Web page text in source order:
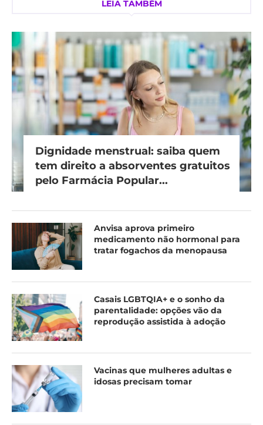
LEIA TAMBÉM
Dignidade menstrual: saiba quem
tem direito a absorventes gratuitos
pelo Farmácia Popular...
Anvisa aprova primeiro
medicamento não hormonal para
tratar fogachos da menopausa
Casais LGBTQIA+ e o sonho da
parentalidade: opções vão da
reprodução assistida à adoção
Vacinas que mulheres adultas e
idosas precisam tomar